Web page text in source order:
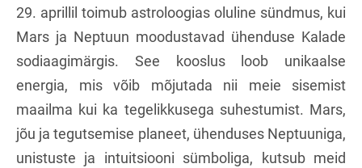
29. aprillil toimub astroloogias oluline sündmus, kui
Mars ja Neptuun moodustavad ühenduse Kalade
sodiaagimärgis. See kooslus loob unikaalse
energia, mis võib mõjutada nii meie sisemist
maailma kui ka tegelikkusega suhestumist. Mars,
jõu ja tegutsemise planeet, ühenduses Neptuuniga,
unistuste ja intuitsiooni sümboliga, kutsub meid